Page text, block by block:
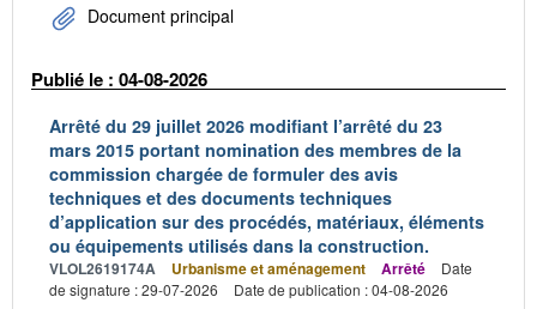
Document principal
Publié le : 04-08-2026
Arrêté du 29 juillet 2026 modifiant l’arrêté du 23
mars 2015 portant nomination des membres de la
commission chargée de formuler des avis
techniques et des documents techniques
d’application sur des procédés, matériaux, éléments
ou équipements utilisés dans la construction.
VLOL2619174A Urbanisme et aménagement Arrêté
Date
de signature : 29-07-2026
Date de publication : 04-08-2026